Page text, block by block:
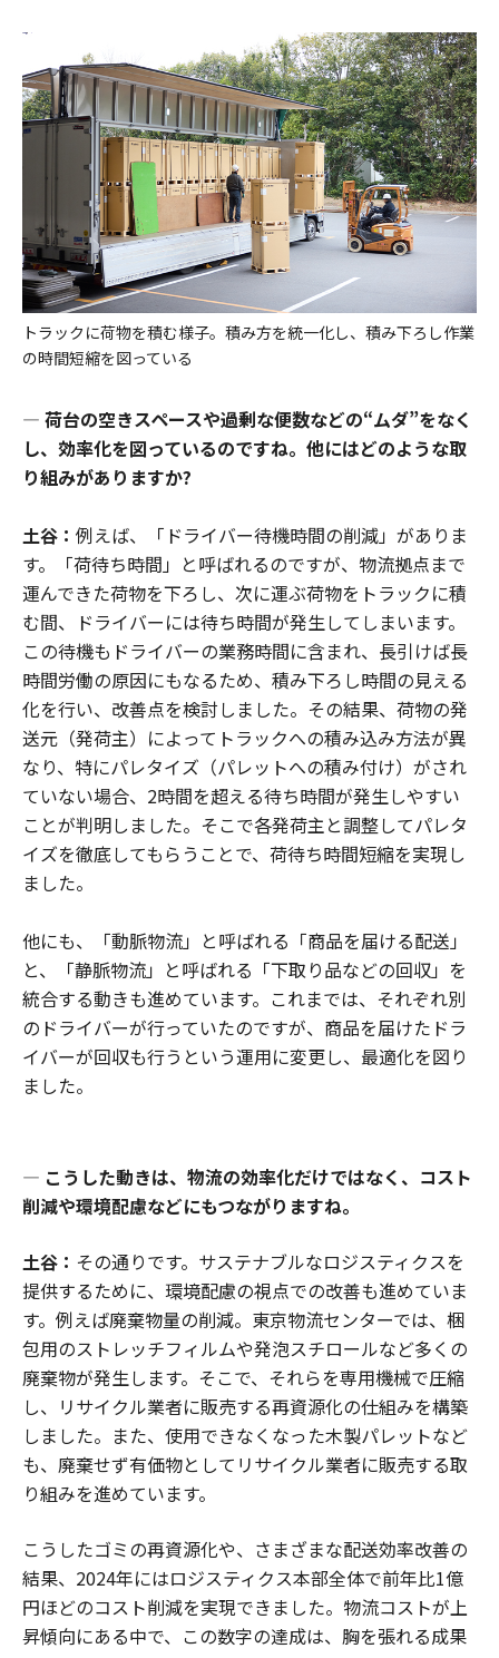
トラックに荷物を積む様子。積み方を統一化し、積み下ろし作業
の時間短縮を図っている
― 荷台の空きスペースや過剰な便数などの“ムダ”をなく
し、効率化を図っているのですね。他にはどのような取
り組みがありますか?
土谷： 例えば、「ドライバー待機時間の削減」がありま
す。「荷待ち時間」と呼ばれるのですが、物流拠点まで
運んできた荷物を下ろし、次に運ぶ荷物をトラックに積
む間、ドライバーには待ち時間が発生してしまいます。
この待機もドライバーの業務時間に含まれ、長引けば長
時間労働の原因にもなるため、積み下ろし時間の見える
化を行い、改善点を検討しました。その結果、荷物の発
送元（発荷主）によってトラックへの積み込み方法が異
なり、特にパレタイズ（パレットへの積み付け）がされ
ていない場合、2時間を超える待ち時間が発生しやすい
ことが判明しました。そこで各発荷主と調整してパレタ
イズを徹底してもらうことで、荷待ち時間短縮を実現し
ました。
他にも、「動脈物流」と呼ばれる「商品を届ける配送」
と、「静脈物流」と呼ばれる「下取り品などの回収」を
統合する動きも進めています。これまでは、それぞれ別
のドライバーが行っていたのですが、商品を届けたドラ
イバーが回収も行うという運用に変更し、最適化を図り
ました。
― こうした動きは、物流の効率化だけではなく、コスト
削減や環境配慮などにもつながりますね。
土谷： その通りです。サステナブルなロジスティクスを
提供するために、環境配慮の視点での改善も進めていま
す。例えば廃棄物量の削減。東京物流センターでは、梱
包用のストレッチフィルムや発泡スチロールなど多くの
廃棄物が発生します。そこで、それらを専用機械で圧縮
し、リサイクル業者に販売する再資源化の仕組みを構築
しました。また、使用できなくなった木製パレットなど
も、廃棄せず有価物としてリサイクル業者に販売する取
り組みを進めています。
こうしたゴミの再資源化や、さまざまな配送効率改善の
結果、2024年にはロジスティクス本部全体で前年比1億
円ほどのコスト削減を実現できました。物流コストが上
昇傾向にある中で、この数字の達成は、胸を張れる成果